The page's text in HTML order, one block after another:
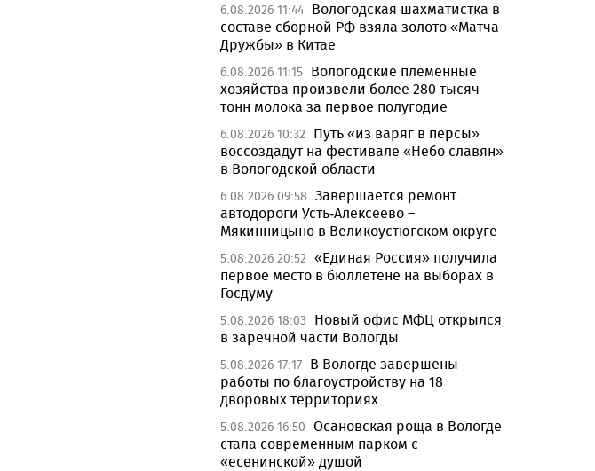
6.08.2026 11:44 Вологодская шахматистка в
составе сборной РФ взяла золото «Матча
Дружбы» в Китае
6.08.2026 11:15 Вологодские племенные
хозяйства произвели более 280 тысяч
тонн молока за первое полугодие
6.08.2026 10:32
Путь «из варяг в персы»
воссоздадут на фестивале «Небо славян»
в Вологодской области
6.08.2026 09:58 Завершается ремонт
автодороги Усть-Алексеево –
Мякинницыно в Великоустюгском округе
5.08.2026 20:52 «Единая Россия» получила
первое место в бюллетене на выборах в
Госдуму
5.08.2026 18:03
Новый офис МФЦ открылся
в заречной части Вологды
5.08.2026 17:17 В Вологде завершены
работы по благоустройству на 18
дворовых территориях
5.08.2026 16:50 Осановская роща в Вологде
стала современным парком с
«есенинской» душой